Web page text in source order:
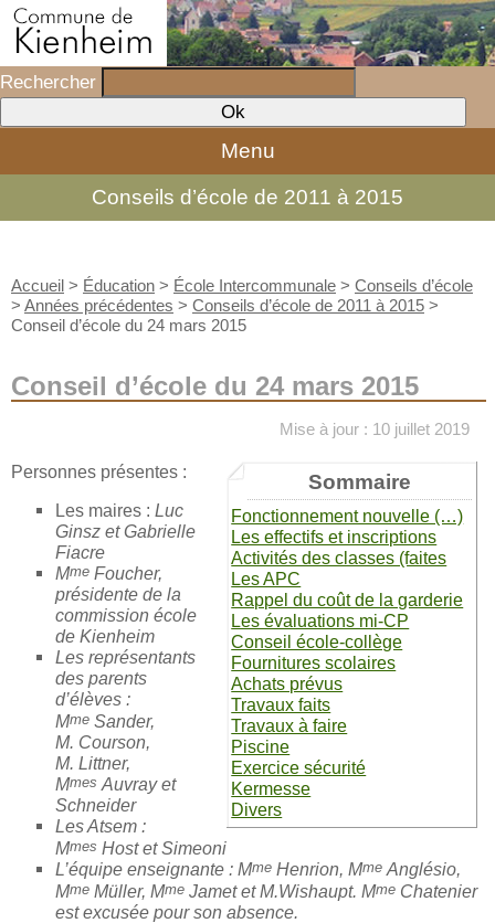
Rechercher
Menu
Conseils d’école de 2011 à 2015
Accueil > Éducation > École Intercommunale > Conseils d’école
> Années précédentes > Conseils d’école de 2011 à 2015 >
Conseil d’école du 24 mars 2015
Conseil d’école du 24 mars 2015
Mise à jour : 10 juillet 2019
Sommaire
Fonctionnement nouvelle (…)
Les effectifs et inscriptions
Activités des classes (faites
Les APC
Rappel du coût de la garderie
Les évaluations mi-CP
Conseil école-collège
Fournitures scolaires
Achats prévus
Travaux faits
Travaux à faire
Piscine
Exercice sécurité
Kermesse
Divers
Personnes présentes :
Les maires : Luc
Ginsz et Gabrielle
Fiacre
Mme Foucher,
présidente de la
commission école
de Kienheim
Les représentants
des parents
d’élèves :
Mme Sander,
M. Courson,
M. Littner,
Mmes Auvray et
Schneider
Les Atsem :
Mmes Host et Simeoni
L’équipe enseignante : Mme Henrion, Mme Anglésio,
Mme Müller, Mme Jamet et M.Wishaupt. Mme Chatenier
est excusée pour son absence.